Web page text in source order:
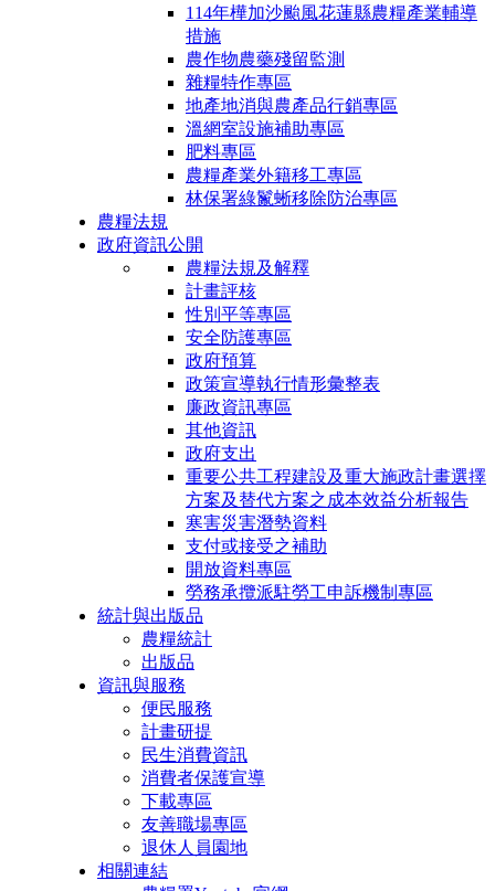
114年樺加沙颱風花蓮縣農糧產業輔導
措施
農作物農藥殘留監測
雜糧特作專區
地產地消與農產品行銷專區
溫網室設施補助專區
肥料專區
農糧產業外籍移工專區
林保署綠鬣蜥移除防治專區
農糧法規
政府資訊公開
農糧法規及解釋
計畫評核
性別平等專區
安全防護專區
政府預算
政策宣導執行情形彙整表
廉政資訊專區
其他資訊
政府支出
重要公共工程建設及重大施政計畫選擇
方案及替代方案之成本效益分析報告
寒害災害潛勢資料
支付或接受之補助
開放資料專區
勞務承攬派駐勞工申訴機制專區
統計與出版品
農糧統計
出版品
資訊與服務
便民服務
計畫研提
民生消費資訊
消費者保護宣導
下載專區
友善職場專區
退休人員園地
相關連結